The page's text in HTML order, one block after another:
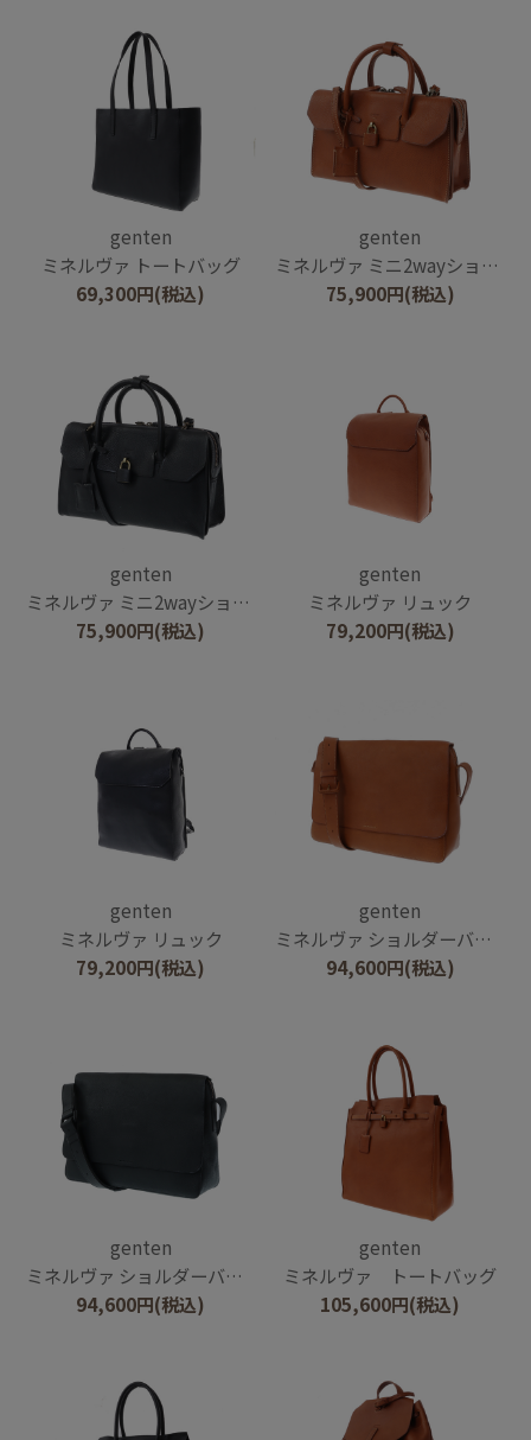
genten
ミネルヴァ トートバッグ
69,300円(税込)
genten
ミネルヴァ ミニ2wayショルダーバッグ
75,900円(税込)
genten
ミネルヴァ ミニ2wayショルダーバッグ
75,900円(税込)
genten
ミネルヴァ リュック
79,200円(税込)
genten
ミネルヴァ リュック
79,200円(税込)
genten
ミネルヴァ ショルダーバッグ
94,600円(税込)
genten
ミネルヴァ ショルダーバッグ
94,600円(税込)
genten
ミネルヴァ トートバッグ
105,600円(税込)